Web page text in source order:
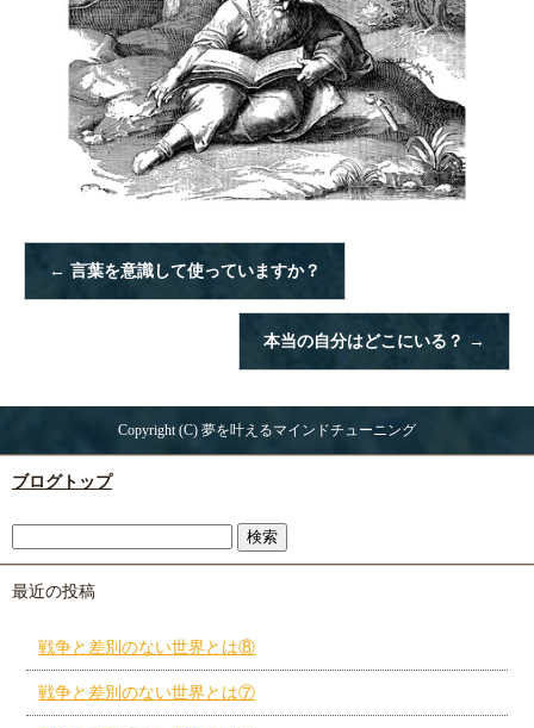
← 言葉を意識して使っていますか？
本当の自分はどこにいる？ →
Copyright (C) 夢を叶えるマインドチューニング
ブログトップ
最近の投稿
戦争と差別のない世界とは⑧
戦争と差別のない世界とは⑦